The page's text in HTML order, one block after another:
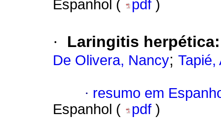
Espanhol ( pdf )
· Laringitis
De Olivera, Nancy; Tapié,
· resumo em
Espanhol (
pdf )